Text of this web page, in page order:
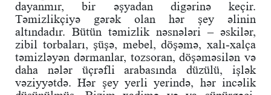
dayanmır, bir əşyadan digərinə keçir.
Təmizlikçiyə gərək olan hər şey əlinin
altındadır. Bütün təmizlik nəsnələri – əskilər,
zibil torbaları, şüşə, mebel, döşəmə, xalı-xalça
təmizləyən dərmanlar, tozsoran, döşəməsilən və
daha nələr üçrəfli arabasında düzülü, işlək
vəziyyətdə. Hər şey yerli yerində, hər incəlik